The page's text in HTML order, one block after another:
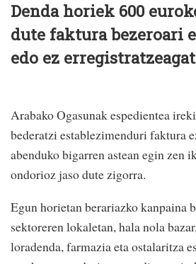
Denda horiek 600
dute faktura bezeroari
edo ez
Arabako Ogasunak espedientea
bederatzi establezimenduri faktura
abenduko bigarren astean egin zen
ondorioz jaso dute zigorra.
Egun horietan berariazko kanpaina
sektoreren lokaletan, hala nola
loradenda, farmazia eta ostalaritza